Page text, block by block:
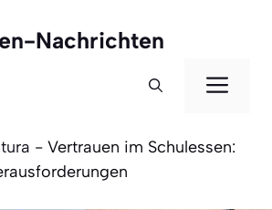
Nachrichten
- Vertrauen im Schulessen: